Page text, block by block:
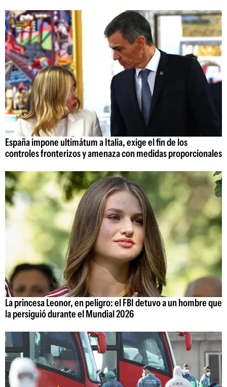
España impone ultimátum a Italia, exige el fin de los
controles fronterizos y amenaza con medidas proporcionales
La princesa Leonor, en peligro: el FBI detuvo a un hombre que
la persiguió durante el Mundial 2026